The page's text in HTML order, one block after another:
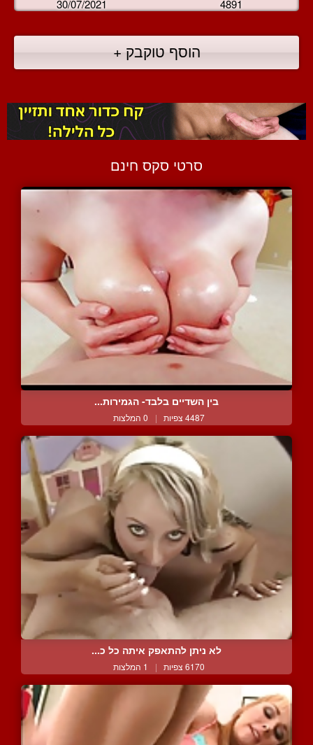
30/07/2021 4891
הוסף טוקבק +
סרטי סקס חינם
בין השדיים בלבד- הגמירות...
4487 צפיות | 0 המלצות
לא ניתן להתאפק איתה כל כ...
6170 צפיות | 1 המלצות